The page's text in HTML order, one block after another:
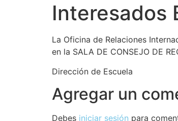
Interesados
La Oficina de Relaciones
en la SALA DE CONSEJO DE
Dirección de Escuela
Agregar un
Debes iniciar sesión para